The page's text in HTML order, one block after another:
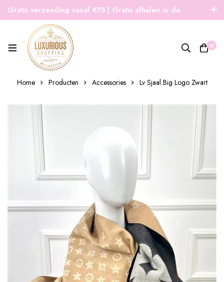
Gratis verzending vanaf €75 | Gratis afhalen in de
winkel | Snelle verzending
0
Home Producten Accessories Lv Sjaal Big Logo Zwart